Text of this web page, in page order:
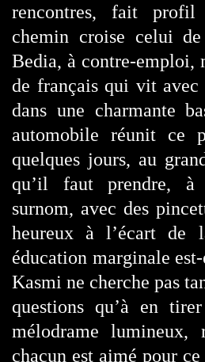
rencontres, fait profil
chemin croise celui
Bedia, à contre-emploi,
de français qui vit
dans une charmante
automobile réunit ce
quelques jours, au
qu’il faut prendre, à
surnom, avec des
heureux à l’écart de
éducation marginale
Kasmi ne cherche pas
questions qu’à en
mélodrame lumineux,
chacun est aimé pour ce